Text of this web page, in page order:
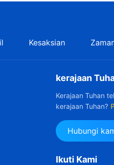
Kesaksian
kerajaan
Kerajaan Tuhan
kerajaan Tuhan?
Hubungi
Ikuti Kami